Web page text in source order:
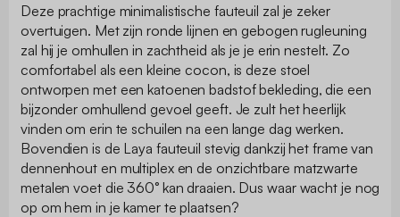
Deze prachtige minimalistische fauteuil zal je zeker
overtuigen. Met zijn ronde lijnen en gebogen rugleuning
zal hij je omhullen in zachtheid als je je erin nestelt. Zo
comfortabel als een kleine cocon, is deze stoel
ontworpen met een katoenen badstof bekleding, die een
bijzonder omhullend gevoel geeft. Je zult het heerlijk
vinden om erin te schuilen na een lange dag werken.
Bovendien is de Laya fauteuil stevig dankzij het frame van
dennenhout en multiplex en de onzichtbare matzwarte
metalen voet die 360° kan draaien. Dus waar wacht je nog
op om hem in je kamer te plaatsen?